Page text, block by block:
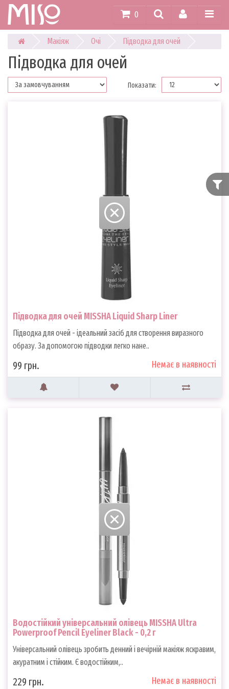
0
Макіяж Очі Підводка для очей
Підводка для очей
Показати:
Підводка для очей MISSHA Liquid Sharp Liner
Підводка для очей - ідеальний засіб для створення виразного
образу. За допомогою підводки легко нане..
99 грн. Немає в наявності
Водостійкий універсальний олівець MISSHA Ultra
Powerproof Pencil Eyeliner Black - 0,2 г
Універсальний олівець зробить денний і вечірній макіяж яскравим,
акуратним і стійким. Є водостійким,..
229 грн. Немає в наявності